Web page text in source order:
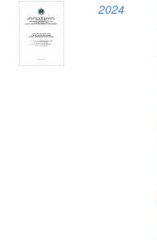
2024